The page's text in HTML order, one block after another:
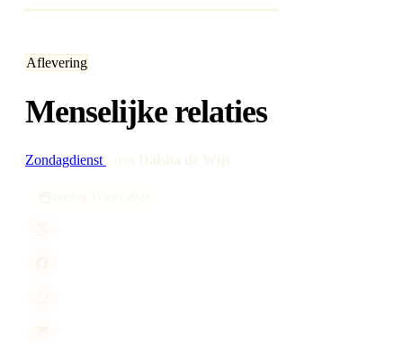
Aflevering
Menselijke relaties
Zondagdienst